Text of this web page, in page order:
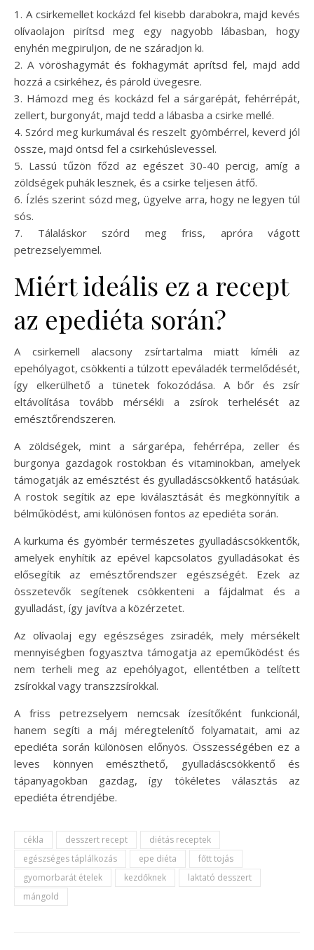
1. A csirkemellet kockázd fel kisebb darabokra, majd kevés
olívaolajon pirítsd meg egy nagyobb lábasban, hogy
enyhén megpiruljon, de ne száradjon ki.
2. A vöröshagymát és fokhagymát aprítsd fel, majd add
hozzá a csirkéhez, és párold üvegesre.
3. Hámozd meg és kockázd fel a sárgarépát, fehérrépát,
zellert, burgonyát, majd tedd a lábasba a csirke mellé.
4. Szórd meg kurkumával és reszelt gyömbérrel, keverd jól
össze, majd öntsd fel a csirkehúslevessel.
5. Lassú tűzön főzd az egészet 30-40 percig, amíg a
zöldségek puhák lesznek, és a csirke teljesen átfő.
6. Ízlés szerint sózd meg, ügyelve arra, hogy ne legyen túl
sós.
7. Tálaláskor szórd meg friss, apróra vágott
petrezselyemmel.
Miért ideális ez a recept
az epediéta során?
A csirkemell alacsony zsírtartalma miatt kíméli az
epehólyagot, csökkenti a túlzott epeváladék termelődését,
így elkerülhető a tünetek fokozódása. A bőr és zsír
eltávolítása tovább mérsékli a zsírok terhelését az
emésztőrendszeren.
A zöldségek, mint a sárgarépa, fehérrépa, zeller és
burgonya gazdagok rostokban és vitaminokban, amelyek
támogatják az emésztést és gyulladáscsökkentő hatásúak.
A rostok segítik az epe kiválasztását és megkönnyítik a
bélműködést, ami különösen fontos az epediéta során.
A kurkuma és gyömbér természetes gyulladáscsökkentők,
amelyek enyhítik az epével kapcsolatos gyulladásokat és
elősegítik az emésztőrendszer egészségét. Ezek az
összetevők segítenek csökkenteni a fájdalmat és a
gyulladást, így javítva a közérzetet.
Az olívaolaj egy egészséges zsiradék, mely mérsékelt
mennyiségben fogyasztva támogatja az epeműködést és
nem terheli meg az epehólyagot, ellentétben a telített
zsírokkal vagy transzzsírokkal.
A friss petrezselyem nemcsak ízesítőként funkcionál,
hanem segíti a máj méregtelenítő folyamatait, ami az
epediéta során különösen előnyös. Összességében ez a
leves könnyen emészthető, gyulladáscsökkentő és
tápanyagokban gazdag, így tökéletes választás az
epediéta étrendjébe.
cékla desszert recept
diétás receptek
egészséges táplálkozás
epe diéta
főtt tojás
gyomorbarát ételek
kezdőknek
laktató desszert
mángold